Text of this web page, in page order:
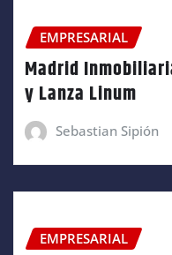
EMPRESARIAL
Madrid
y Lanza Linum
Sebastian Sipión
EMPRESARIAL